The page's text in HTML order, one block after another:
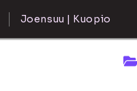
Joensuu | Kuopio